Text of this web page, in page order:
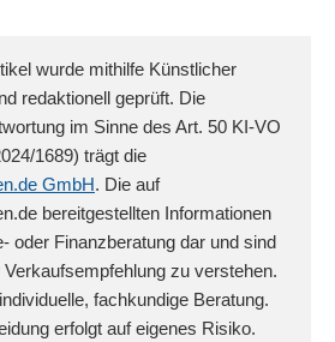
wurde mithilfe Künstlicher
redaktionell geprüft. Die
im Sinne des Art. 50 KI-VO
1689) trägt die
GmbH. Die auf
bereitgestellten Informationen
oder Finanzberatung dar und sind
zu verstehen.
fachkundige Beratung.
erfolgt auf eigenes Risiko.